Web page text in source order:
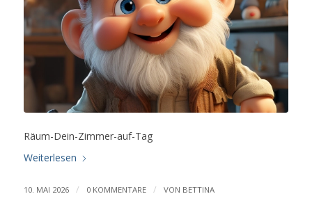
Räum-Dein-Zimmer-auf-Tag
Weiterlesen
10. MAI 2026 / 0 KOMMENTARE / VON BETTINA